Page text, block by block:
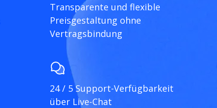
Transparente und flexible
Preisgestaltung ohne
Vertragsbindung
24 / 5 Support-Verfügbarkeit
über Live-Chat